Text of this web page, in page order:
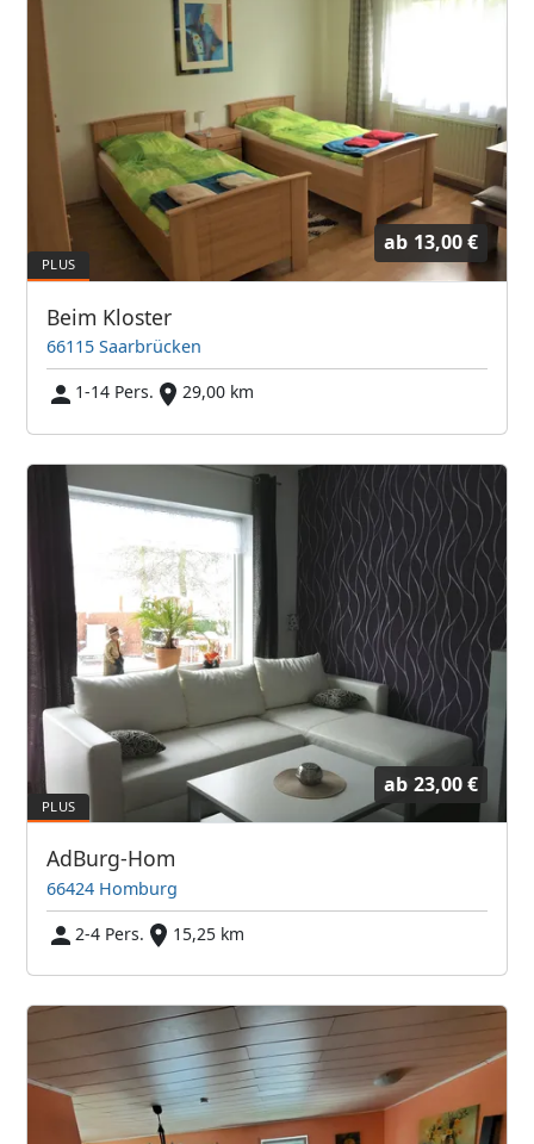
ab 13,00 €
Beim Kloster
66115 Saarbrücken
1-14 Pers.
29,00 km
ab 23,00 €
AdBurg-Hom
66424 Homburg
2-4 Pers.
15,25 km